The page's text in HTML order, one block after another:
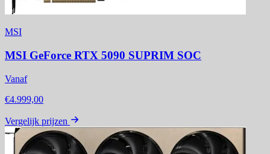
MSI
MSI GeForce RTX 5090 SUPRIM SOC
Vanaf
€4.999,00
Vergelijk prijzen